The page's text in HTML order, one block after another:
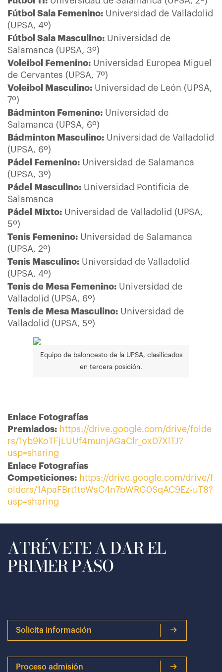
Fútbol Sala Femenino: Universidad de Valladolid
(UPSA, 4º)
Fútbol Sala Masculino: Universidad de
Salamanca (UPSA, 3º)
Voleibol Femenino: Universidad Europea Miguel
de Cervantes (UPSA, 7º)
Voleibol Masculino: Universidad de León (UPSA,
7º)
Bádminton Femenino: Universidad de
Salamanca (UPSA, 6º)
Bádminton Masculino: Universidad de Valladolid
(UPSA, 6º)
Pádel Femenino: Universidad de Salamanca
(UPSA, 3º)
Pádel Masculino: Universidad Pontificia de
Salamanca
Pádel Mixto: Universidad de Valladolid (UPSA,
5º)
Tenis Femenino: Universidad de Salamanca
(UPSA, 2º)
Tenis Masculino: Universidad de Valladolid
(UPSA, 4º)
Tenis de Mesa Femenino: Universidad de
Valladolid (UPSA, 6º)
Tenis de Mesa Masculino: Universidad de
Valladolid (UPSA, 5º)
Equipo de baloncesto de la UPSA, clasificados
en tercera posición.
Enlace Fotografías
Premiados: https://drive.google.com/drive/folde
rs/1yb9KoTFjLUUf4munjAGaClr_ox07XlTJ?
usp=sharing
Enlace Fotografías
Competiciones: https://drive.google.com/drive/f
olders/1ApaFBrt1teWsC4n7bWRG0SqAC9Ez-uT8?
usp=sharing
ATRÉVETE A DAR EL
PRIMER PASO
Solicita información
Proceso admisión